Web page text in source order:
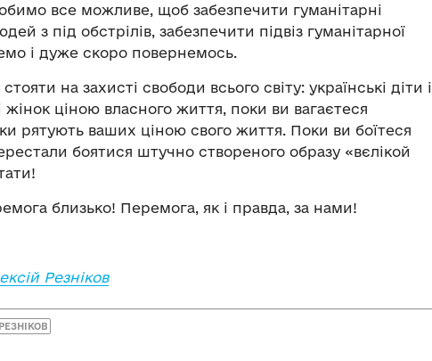
все можливе, щоб забезпечити гуманітарні
з під обстрілів, забезпечити підвіз гуманітарної
і дуже скоро повернемось.
на захисті свободи всього світу: українські діти і
ціною власного життя, поки ви вагаєтеся
рятують ваших ціною свого життя. Поки ви боїтеся
боятися штучно створеного образу «вєлікой
близько! Перемога, як і правда, за нами!
Резніков